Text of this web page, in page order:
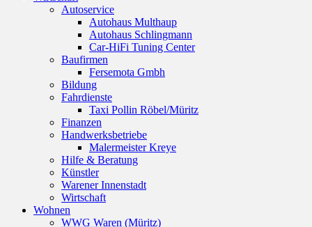
Autoservice
Autohaus Multhaup
Autohaus Schlingmann
Car-HiFi Tuning Center
Baufirmen
Fersemota Gmbh
Bildung
Fahrdienste
Taxi Pollin Röbel/Müritz
Finanzen
Handwerksbetriebe
Malermeister Kreye
Hilfe & Beratung
Künstler
Warener Innenstadt
Wirtschaft
Wohnen
WWG Waren (Müritz)